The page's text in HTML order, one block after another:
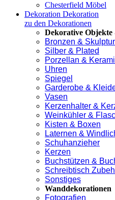
Chesterfield Möbel
Dekoration Dekoration
zu den Dekorationen
Dekorative Objekte
Bronzen &
Silber & Plated
Porzellan &
Uhren
Spiegel
Garderobe &
Vasen
Kerzenhalter &
Weinkühler &
Kisten & Boxen
Laternen &
Schuhanzieher
Kerzen
Buchstützen &
Schreibtisch
Sonstiges
Wanddekorationen
Fotografien